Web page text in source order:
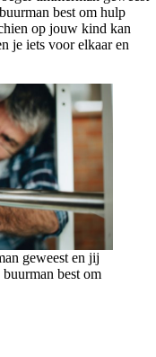
best om hulp
op jouw kind kan
je iets voor elkaar en
geweest en jij
best om